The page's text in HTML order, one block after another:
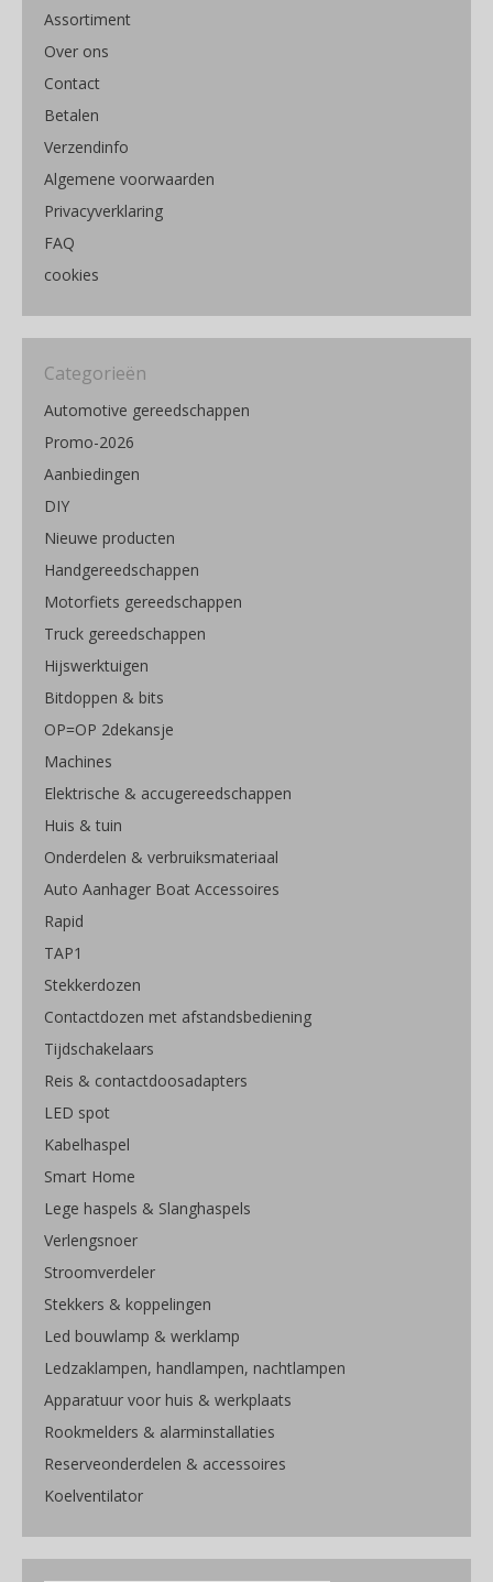
Assortiment
Over ons
Contact
Betalen
Verzendinfo
Algemene voorwaarden
Privacyverklaring
FAQ
cookies
Categorieën
Automotive gereedschappen
Promo-2026
Aanbiedingen
DIY
Nieuwe producten
Handgereedschappen
Motorfiets gereedschappen
Truck gereedschappen
Hijswerktuigen
Bitdoppen & bits
OP=OP 2dekansje
Machines
Elektrische & accugereedschappen
Huis & tuin
Onderdelen & verbruiksmateriaal
Auto Aanhager Boat Accessoires
Rapid
TAP1
Stekkerdozen
Contactdozen met afstandsbediening
Tijdschakelaars
Reis & contactdoosadapters
LED spot
Kabelhaspel
Smart Home
Lege haspels & Slanghaspels
Verlengsnoer
Stroomverdeler
Stekkers & koppelingen
Led bouwlamp & werklamp
Ledzaklampen, handlampen, nachtlampen
Apparatuur voor huis & werkplaats
Rookmelders & alarminstallaties
Reserveonderdelen & accessoires
Koelventilator